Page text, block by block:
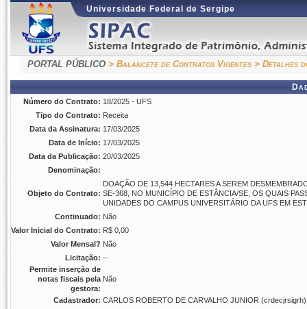
Universidade Federal de Sergipe
PORTAL PÚBLICO > Balancete de Contratos Vigentes > Detalhes
Número do Contrato: 18/2025 - UFS
Tipo do Contrato: Receita
Data da Assinatura: 17/03/2025
Data de Início: 17/03/2025
Data da Publicação: 20/03/2025
Denominação:
Objeto do Contrato:
DOAÇÃO DE 13,544 HECTARES A SEREM
SE-368, NO MUNICÍPIO DE ESTÂNCIA/SE, OS QUAIS
UNIDADES DO CAMPUS UNIVERSITÁRIO DA UFS EM
Continuado: Não
Valor Inicial do Contrato: R$ 0,00
Valor Mensal? Não
Licitação: --
Permite inserção de
notas fiscais pela
gestora:
Não
Cadastrador: CARLOS ROBERTO DE CARVALHO JUNIOR (crdecjrsigrh)